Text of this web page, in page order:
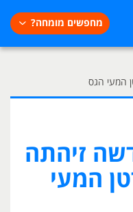
מחפשים מומחה?
זיהתה
המעי